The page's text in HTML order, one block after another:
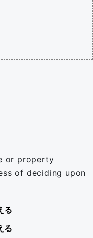
or property
of deciding upon
る
る